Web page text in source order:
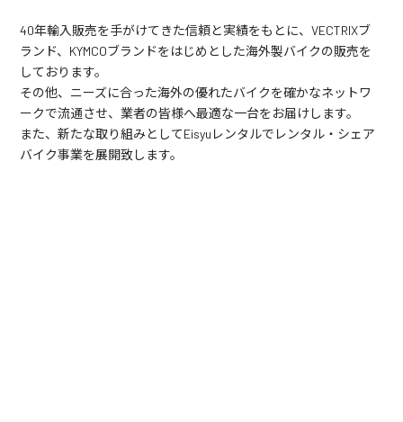
40年輸入販売を手がけてきた信頼と実績をもとに、VECTRIXブ
ランド、KYMCOブランドをはじめとした海外製バイクの販売を
しております。
その他、ニーズに合った海外の優れたバイクを確かなネットワ
ークで流通させ、業者の皆様へ最適な一台をお届けします。
また、新たな取り組みとしてEisyuレンタルでレンタル・シェア
バイク事業を展開致します。